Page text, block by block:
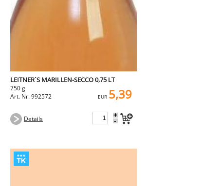
LEITNER´S MARILLEN-SECCO 0,75 LT
750 g
Art. Nr. 992572
EUR 5,39
Details +
-